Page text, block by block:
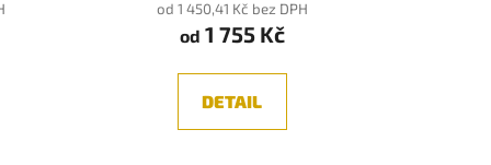
od 1 450,41 Kč bez DPH
od 1 755 Kč
DETAIL